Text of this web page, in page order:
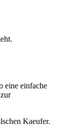
eine einfache
Kaeufer.